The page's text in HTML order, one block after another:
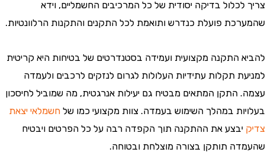
בדיקה יסודית של כל המרכיבים החשמליים, וידא
פועלת כנדרש ותואמת לכל התקנים והתקנות הרלוונטיות.
התקנה מקצועית ועמידה בסטנדרטים של בטיחות היא קריטית
תקלות עתידיות העלולות לגרום לנזקים לרכבים ולעמדה
התקן המתאים מבטיח גם יעילות אנרגטית, מה שמוביל לחיסכון
במהלך השימוש בעמדה. צוות מקצועי כמו שלחשמלאי יצאת
את ההתקנה תוך הקפדה רבה על כל הפרטים ויבטיח
תותקן בצורה מוצלחת ובטוחה.